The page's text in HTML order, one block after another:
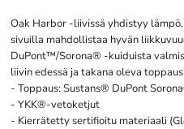
Oak Harbor -liivissä yhdistyy
sivuilla mahdollistaa hyvän
DuPont™/Sorona® -kuiduista
liivin edessä ja takana oleva
- Toppaus: Sustans® DuPont
- YKK®-vetoketjut
- Kierrätetty sertifioitu materiaali